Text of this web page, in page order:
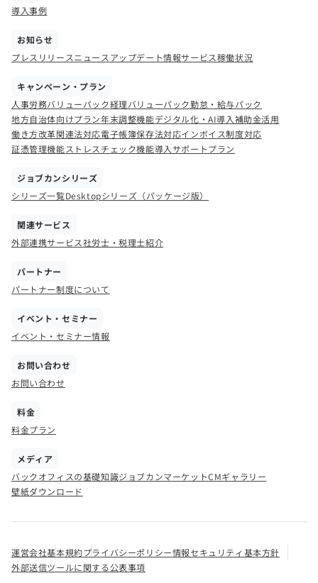
導入事例
お知らせ
プレスリリースニュース アップデート情報サービス稼働状況
キャンペーン・プラン
人事労務バリューパック経理バリューパック勤怠・給与パック
地方自治体向けプラン年末調整機能デジタル化・AI導入補助金活用
働き方改革関連法対応電子帳簿保存法対応インボイス制度対応
証憑管理機能ストレスチェック機能導入サポートプラン
ジョブカンシリーズ
シリーズ一覧Desktopシリーズ（パッケージ版）
関連サービス
外部連携サービス社労士・税理士紹介
パートナー
パートナー制度について
イベント・セミナー
イベント・セミナー情報
お問い合わせ
お問い合わせ
料金
料金プラン
メディア
バックオフィスの基礎知識ジョブカンマーケットCMギャラリー
壁紙ダウンロード
運営会社基本規約プライバシーポリシー情報セキュリティ基本方針
外部送信ツールに関する公表事項